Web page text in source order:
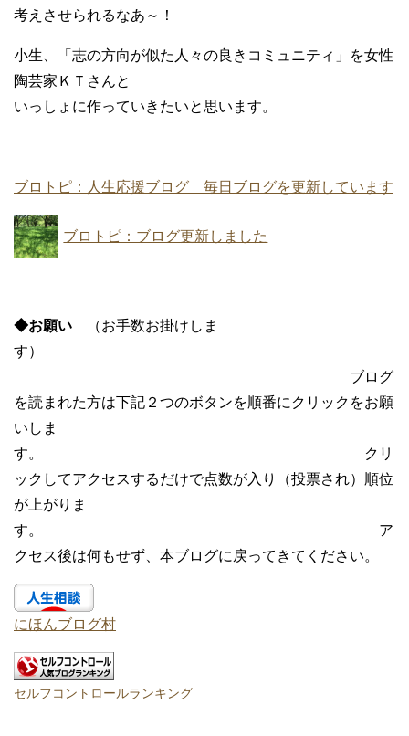
考えさせられるなあ～！
小生、「志の方向が似た人々の良きコミュニティ」を女性
陶芸家ＫＴさんと
いっしょに作っていきたいと思います。
ブロトピ：人生応援ブログ 毎日ブログを更新しています
ブロトピ：ブログ更新しました
◆お願い （お手数お掛けしま
す）
ブログ
を読まれた方は下記２つのボタンを順番にクリックをお願
いしま
す。 クリ
ックしてアクセスするだけで点数が入り（投票され）順位
が上がりま
す。 ア
クセス後は何もせず、本ブログに戻ってきてください。
にほんブログ村
セルフコントロールランキング